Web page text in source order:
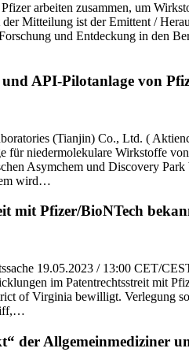
arbeiten zusammen, um
Mitteilung ist der Emittent /
und Entdeckung in den
API-Pilotanlage von
(Tianjin) Co., Ltd. (
für niedermolekulare Wirkstoffe
Asymchem und Discovery
wird…
mit Pfizer/BioNTech
19.05.2023 / 13:00 CET/
im Patentrechtsstreit mit
of Virginia bewilligt. Verlegung
der Allgemeinmediziner